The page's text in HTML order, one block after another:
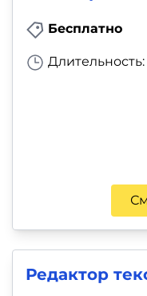
Бесплатно
Длительность:
Редактор